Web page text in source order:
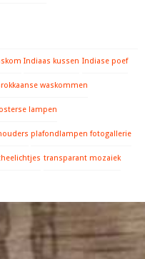
Indiaas kussen Indiase poef
waskommen
lampen
plafondlampen fotogallerie
transparant mozaiek